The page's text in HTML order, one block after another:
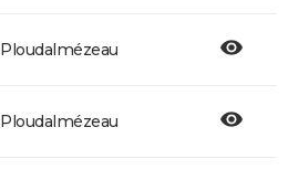
Ploudalmézeau
Ploudalmézeau